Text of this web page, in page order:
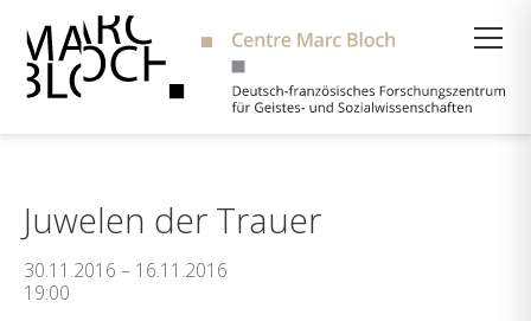
Juwelen der Trauer
30.11.2016 – 16.11.2016
19:00